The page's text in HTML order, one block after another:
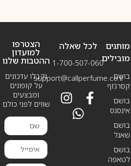
מותגים
מובילים
בושם
קסרג’וף
בושם
אינסנס
בושם
שאנל
בושם
לטאפה
לכל שאלה
1-700-507-060
support@callperfume.co.il
הצטרפו
למועדון
ההטבות שלנו
וקבלו עדכונים
על קופונים
ומבצעים
שווים לפני כולם